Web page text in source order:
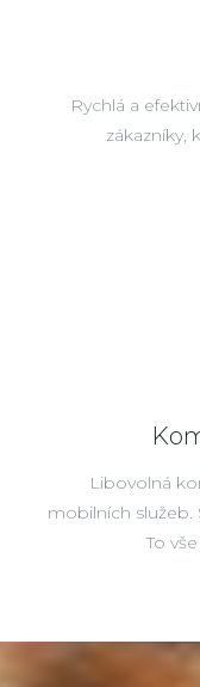
Rychlá a
zákazníky,
Libovolná
mobilních služeb.
To